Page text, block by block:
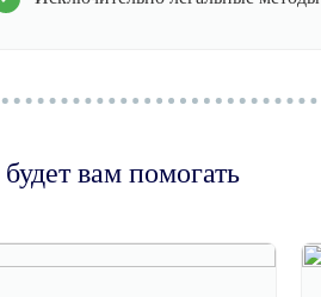
вам помогать